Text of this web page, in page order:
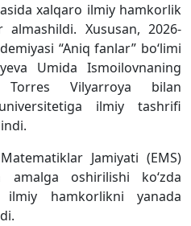
xalqaro ilmiy hamkorlik
Xususan, 2026-
“Aniq fanlar” bo‘limi
Umida Ismoilovnaning
Torres Vilyarroya bilan
ilmiy tashrifi
Jamiyati (EMS)
oshirilishi ko‘zda
hamkorlikni yanada